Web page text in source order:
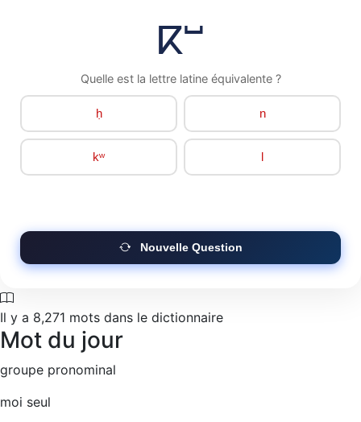
ⴽⵯ
Quelle est la lettre latine équivalente ?
ḥ n
kʷ l
Nouvelle Question
Il y a 8,271 mots dans le dictionnaire
Mot du jour
groupe pronominal
moi seul